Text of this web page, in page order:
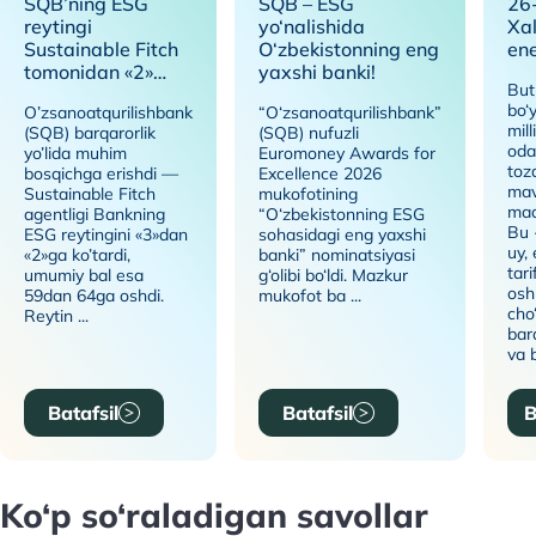
reytingi
Sustainable Fitch
tomonidan «2»
ko’tarildi
O’zsanoatqurilishbank
(SQB) barqarorlik
yo’lida muhim
bosqichga erishdi —
Sustainable Fitch
agentligi Bankning
ESG reytingini «3»dan
«2»ga ko’tardi,
umumiy bal esa
59dan 64ga oshdi.
Reytin ...
Batafsil
yo‘nalishida
O‘zbekistonning eng
yaxshi banki!
“O‘zsanoatqurilishbank”
(SQB) nufuzli
Euromoney Awards for
Excellence 2026
mukofotining
“O‘zbekistonning ESG
sohasidagi eng yaxshi
banki” nominatsiyasi
g‘olibi bo‘ldi. Mazkur
mukofot ba ...
Batafsil
Bu
uy,
va
Ko‘p so‘raladigan savollar